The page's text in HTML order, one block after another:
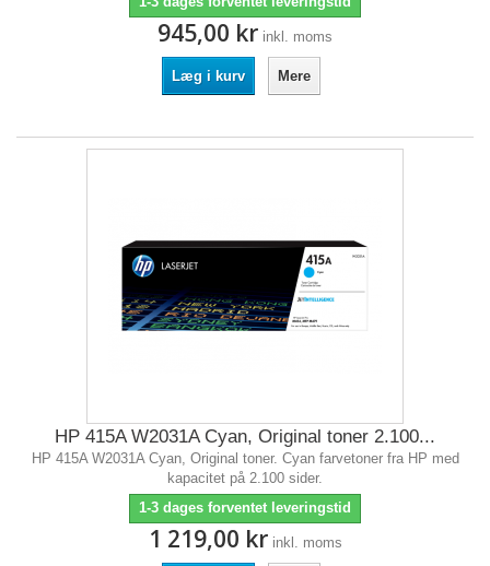
945,00 kr inkl. moms
Læg i kurv Mere
HP 415A W2031A Cyan, Original toner 2.100...
HP 415A W2031A Cyan, Original toner. Cyan farvetoner fra HP med
kapacitet på 2.100 sider.
1-3 dages forventet leveringstid
1 219,00 kr inkl. moms